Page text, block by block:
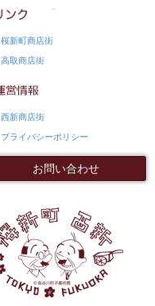
桜新町商店街
高取商店街
西新商店街
プライバシーポリシー
お問い合わせ